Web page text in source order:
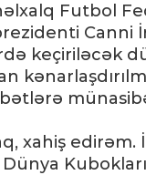
Futbol
Canni
keçiriləcək
xahiş edirəm.